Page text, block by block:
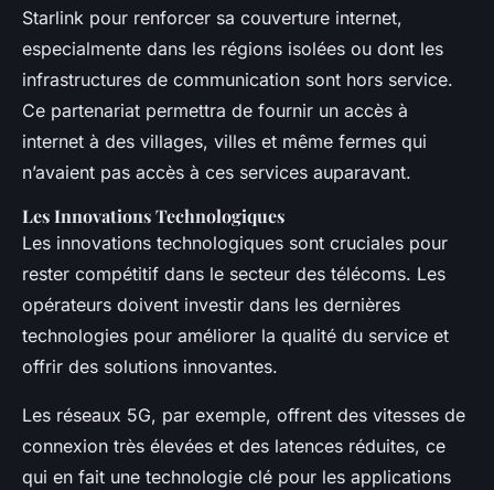
Starlink pour renforcer sa couverture internet,
especialmente dans les régions isolées ou dont les
infrastructures de communication sont hors service.
Ce partenariat permettra de fournir un accès à
internet à des villages, villes et même fermes qui
n’avaient pas accès à ces services auparavant.
Les Innovations Technologiques
Les innovations technologiques sont cruciales pour
rester compétitif dans le secteur des télécoms. Les
opérateurs doivent investir dans les dernières
technologies pour améliorer la qualité du service et
offrir des solutions innovantes.
Les réseaux 5G, par exemple, offrent des vitesses de
connexion très élevées et des latences réduites, ce
qui en fait une technologie clé pour les applications